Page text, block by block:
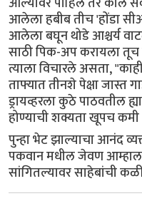
आलेला हबीब तीच 'होंडा
आलेला बघून थोडे आश्चर्य
साठी पिक-अप करायला
त्याला विचारले असता,
ताफ्यात तीनशे पेक्षा जास्त
ड्रायव्हरला कुठे पाठवतील
होण्याची शक्यता खूपच
पुन्हा भेट झाल्याचा आनंद
पकवान मधील जेवण
सांगितल्यावर साहेबांची